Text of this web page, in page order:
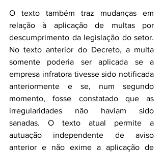
O texto também traz mudanças em
relação à aplicação de multas por
descumprimento da legislação do setor.
No texto anterior do Decreto, a multa
somente poderia ser aplicada se a
empresa infratora tivesse sido notificada
anteriormente e se, num segundo
momento, fosse constatado que as
irregularidades não haviam sido
sanadas. O texto atual permite a
autuação independente de aviso
anterior e não exime a aplicação de